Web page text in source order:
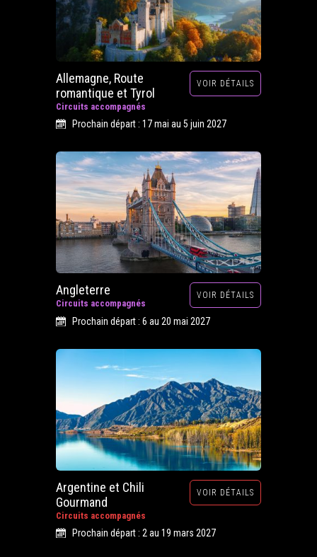
Allemagne, Route
romantique et Tyrol
Circuits accompagnés
VOIR DÉTAILS
Prochain départ : 17 mai au 5 juin 2027
Angleterre
Circuits accompagnés
VOIR DÉTAILS
Prochain départ : 6 au 20 mai 2027
Argentine et Chili
Gourmand
Circuits accompagnés
VOIR DÉTAILS
Prochain départ : 2 au 19 mars 2027